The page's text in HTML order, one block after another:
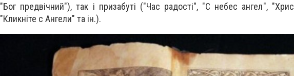
"Бог предвiчний"), так i призабутi ("Час радостi", "С небес ангел",
"Кликнiте с Ангели" та iн.).